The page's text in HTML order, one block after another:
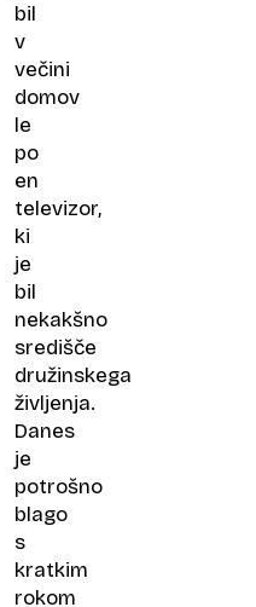
bil
v
večini
domov
le
po
en
televizor,
ki
je
bil
nekakšno
središče
družinskega
življenja.
Danes
je
potrošno
blago
s
kratkim
rokom